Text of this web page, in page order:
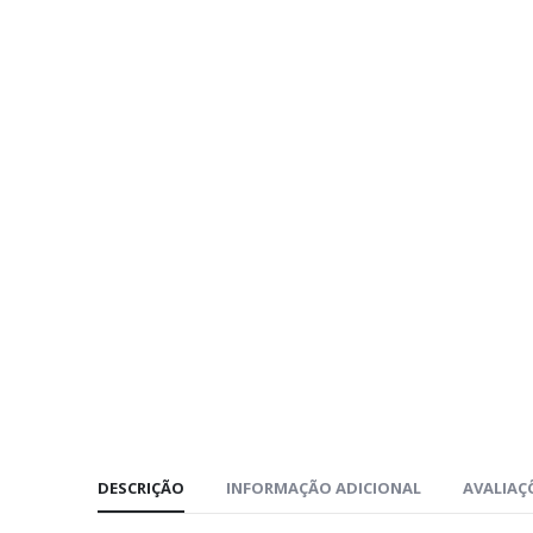
DESCRIÇÃO INFORMAÇÃO ADICIONAL